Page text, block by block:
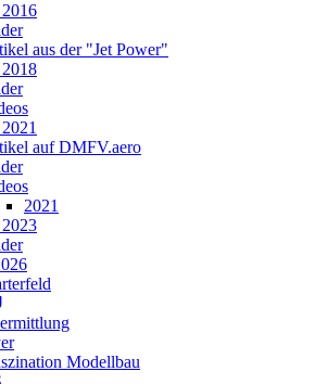
aus der "Jet Power"
auf DMFV.aero
2021
Modellbau